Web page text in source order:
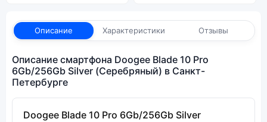
Описание Характеристики Отзывы
Описание смартфона Doogee Blade 10 Pro
6Gb/256Gb Silver (Серебряный) в Санкт-
Петербурге
Doogee Blade 10 Pro 6Gb/256Gb Silver